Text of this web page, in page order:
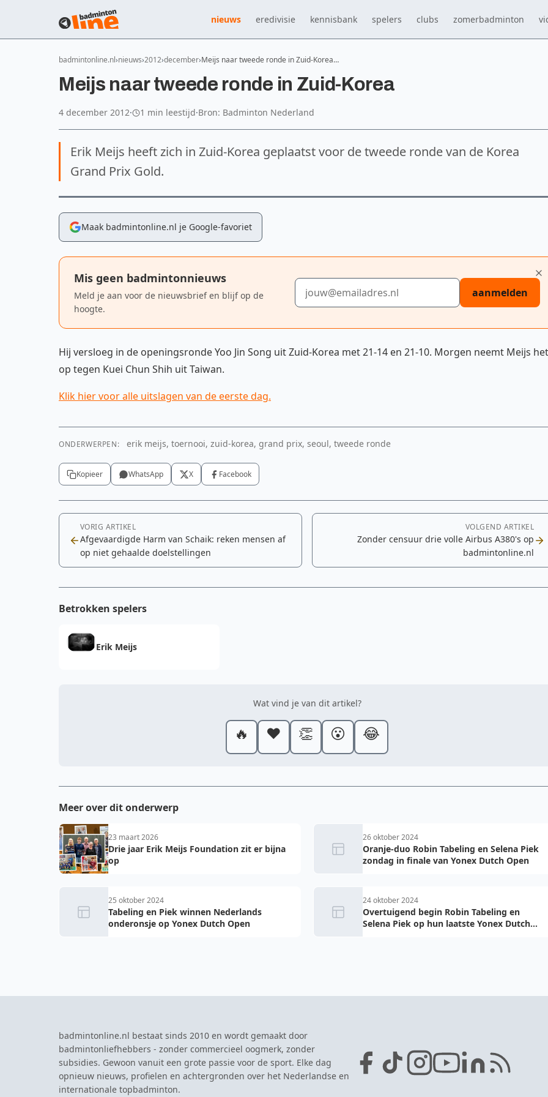
nieuws eredivisie kennisbank spelers clubs zomerbadminton
badmintonline.nl nieuws 2012 december Meijs naar tweede ronde in Zuid-Korea…
Meijs naar tweede ronde in Zuid-Korea
4 december 2012· 1 min leestijd·Bron: Badminton Nederland
Erik Meijs heeft zich in Zuid-Korea geplaatst voor de tweede ronde van de Korea
Grand Prix Gold.
Maak badmintonline.nl je Google-favoriet
Mis geen badmintonnieuws
Meld je aan voor de nieuwsbrief en blijf op de
hoogte.
E-mailadres
aanmelden
Hij versloeg in de openingsronde Yoo Jin Song uit Zuid-Korea met 21-14 en 21-10. Morgen neemt Meijs het
op tegen Kuei Chun Shih uit Taiwan.
Klik hier voor alle uitslagen van de eerste dag.
ONDERWERPEN: erik meijs, toernooi, zuid-korea, grand prix, seoul, tweede ronde
Kopieer WhatsApp X Facebook
VORIG ARTIKEL
Afgevaardigde Harm van Schaik: reken mensen af
op niet gehaalde doelstellingen
VOLGEND ARTIKEL
Zonder censuur drie volle Airbus A380's op
badmintonline.nl
Betrokken spelers
Erik Meijs
Wat vind je van dit artikel?
🔥 ❤️ 👏 😮 😂
Meer over dit onderwerp
23 maart 2026
Drie jaar Erik Meijs Foundation zit er bijna
op
26 oktober 2024
Oranje-duo Robin Tabeling en Selena Piek
zondag in finale van Yonex Dutch Open
25 oktober 2024
Tabeling en Piek winnen Nederlands
onderonsje op Yonex Dutch Open
24 oktober 2024
Overtuigend begin Robin Tabeling en
Selena Piek op hun laatste Yonex Dutch
badmintonline.nl bestaat sinds 2010 en wordt gemaakt door
badmintonliefhebbers - zonder commercieel oogmerk, zonder
subsidies. Gewoon vanuit een grote passie voor de sport. Elke dag
opnieuw nieuws, profielen en achtergronden over het Nederlandse en
internationale topbadminton.